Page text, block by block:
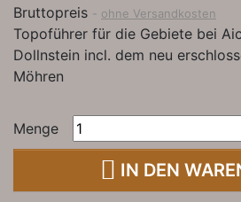
Bruttopreis ohne Versandkosten
Topoführer für die Gebiete bei
Dollnstein incl. dem neu
Möhren
Menge
 IN DEN